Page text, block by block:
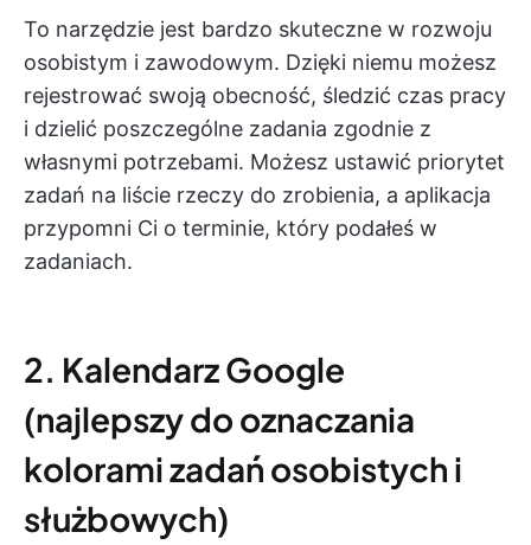
To narzędzie jest bardzo skuteczne w rozwoju
osobistym i zawodowym. Dzięki niemu możesz
rejestrować swoją obecność, śledzić czas pracy
i dzielić poszczególne zadania zgodnie z
własnymi potrzebami. Możesz ustawić priorytet
zadań na liście rzeczy do zrobienia, a aplikacja
przypomni Ci o terminie, który podałeś w
zadaniach.
2. Kalendarz Google
(najlepszy do oznaczania
kolorami zadań osobistych i
służbowych)